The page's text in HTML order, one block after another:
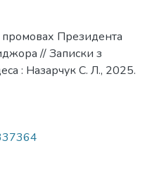
Президента
// Записки з
: Назарчук С. Л., 2025.